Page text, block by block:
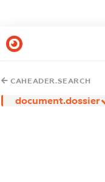
CAHEADER.SEARCH
document.dossier